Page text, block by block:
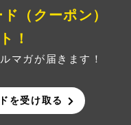
（クーポン）
！
マガが届きます！
を受け取る